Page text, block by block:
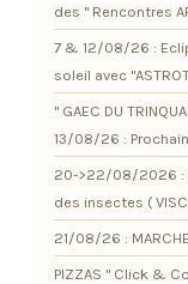
des " Rencontres
7 & 12/08/26 :
soleil avec
" GAEC DU
13/08/26 :
20->22/08/2026 :
des insectes (
21/08/26 :
PIZZAS " Click &